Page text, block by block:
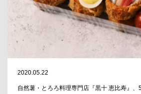
2020.05.22
自然薯・とろろ料理専門店『黒十 恵比寿』、